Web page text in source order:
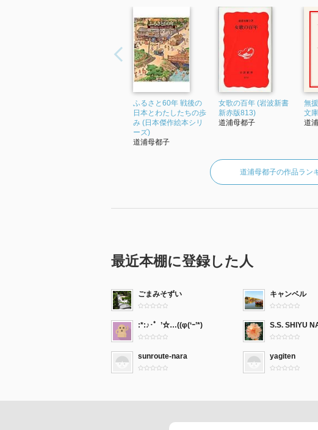
ふるさと60年 戦後の
日本とわたしたちの歩
み (日本傑作絵本シリ
ーズ)
道浦母都子
女歌の百年 (岩波新書
新赤版813)
道浦母都子
無
文
道
道浦母都子の作品ラン
最近本棚に登録した人
ごまみそずい キャンベル
:*:♪･゜’☆…((φ(‘ｰ’*) S.S. SHIYU
sunroute-nara yagiten